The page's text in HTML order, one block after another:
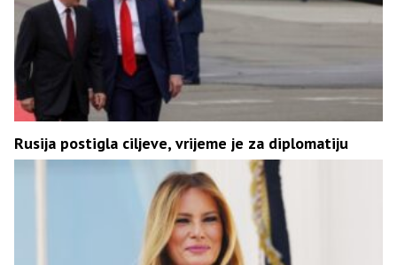
Rusija postigla ciljeve, vrijeme je za diplomatiju